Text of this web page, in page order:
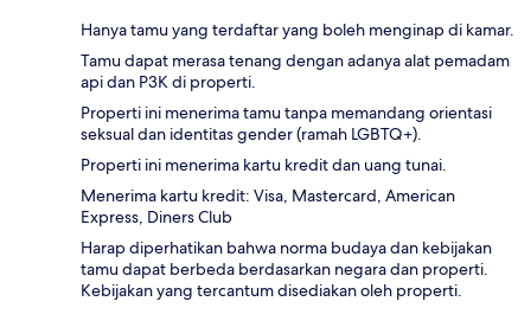
Hanya tamu yang terdaftar yang boleh menginap di kamar.
Tamu dapat merasa tenang dengan adanya alat pemadam
api dan P3K di properti.
Properti ini menerima tamu tanpa memandang orientasi
seksual dan identitas gender (ramah LGBTQ+).
Properti ini menerima kartu kredit dan uang tunai.
Menerima kartu kredit: Visa, Mastercard, American
Express, Diners Club
Harap diperhatikan bahwa norma budaya dan kebijakan
tamu dapat berbeda berdasarkan negara dan properti.
Kebijakan yang tercantum disediakan oleh properti.